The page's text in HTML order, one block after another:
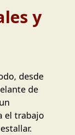
y
desde
de
el trabajo